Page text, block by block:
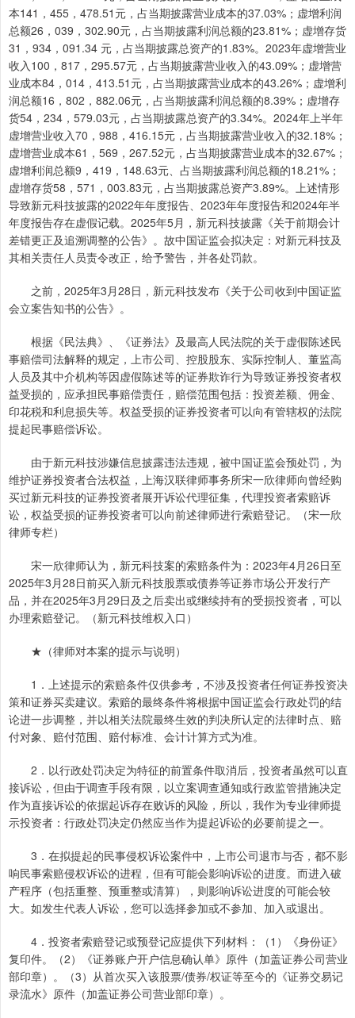
本141，455，478.51元，占当期披露营业成本的37.03%；虚增利润
总额26，039，302.90元，占当期披露利润总额的23.81%；虚增存货
31，934，091.34 元，占当期披露总资产的1.83%。2023年虚增营业
收入100，817，295.57元，占当期披露营业收入的43.09%；虚增营
业成本84，014，413.51元，占当期披露营业成本的43.26%；虚增利
润总额16，802，882.06元，占当期披露利润总额的8.39%；虚增存
货54，234，579.03元，占当期披露总资产的3.34%。2024年上半年
虚增营业收入70，988，416.15元，占当期披露营业收入的32.18%；
虚增营业成本61，569，267.52元，占当期披露营业成本的32.67%；
虚增利润总额9，419，148.63元、占当期披露利润总额的18.21%；
虚增存货58，571，003.83元，占当期披露总资产3.89%。上述情形
导致新元科技披露的2022年年度报告、2023年年度报告和2024年半
年度报告存在虚假记载。2025年5月，新元科技披露《关于前期会计
差错更正及追溯调整的公告》。故中国证监会拟决定：对新元科技及
其相关责任人员责令改正，给予警告，并各处罚款。
之前，2025年3月28日，新元科技发布《关于公司收到中国证监
会立案告知书的公告》。
根据《民法典》、《证券法》及最高人民法院的关于虚假陈述民
事赔偿司法解释的规定，上市公司、控股股东、实际控制人、董监高
人员及其中介机构等因虚假陈述等的证券欺诈行为导致证券投资者权
益受损的，应承担民事赔偿责任，赔偿范围包括：投资差额、佣金、
印花税和利息损失等。权益受损的证券投资者可以向有管辖权的法院
提起民事赔偿诉讼。
由于新元科技涉嫌信息披露违法违规，被中国证监会预处罚，为
维护证券投资者合法权益，上海汉联律师事务所宋一欣律师向曾经购
买过新元科技的证券投资者展开诉讼代理征集，代理投资者索赔诉
讼，权益受损的证券投资者可以向前述律师进行索赔登记。（宋一欣
律师专栏）
宋一欣律师认为，新元科技案的索赔条件为：2023年4月26日至
2025年3月28日前买入新元科技股票或债券等证券市场公开发行产
品，并在2025年3月29日及之后卖出或继续持有的受损投资者，可以
办理索赔登记。（新元科技维权入口）
★（律师对本案的提示与说明）
1．上述提示的索赔条件仅供参考，不涉及投资者任何证券投资决
策和证券买卖建议。索赔的最终条件将根据中国证监会行政处罚的结
论进一步调整，并以相关法院最终生效的判决所认定的法律时点、赔
付对象、赔付范围、赔付标准、会计计算方式为准。
2．以行政处罚决定为特征的前置条件取消后，投资者虽然可以直
接诉讼，但由于调查手段有限，以立案调查通知或行政监管措施决定
作为直接诉讼的依据起诉存在败诉的风险，所以，我作为专业律师提
示投资者：行政处罚决定仍然应当作为提起诉讼的必要前提之一。
3．在拟提起的民事侵权诉讼案件中，上市公司退市与否，都不影
响民事索赔侵权诉讼的进程，但有可能会影响诉讼的进度。而进入破
产程序（包括重整、预重整或清算），则影响诉讼进度的可能会较
大。如发生代表人诉讼，您可以选择参加或不参加、加入或退出。
4．投资者索赔登记或预登记应提供下列材料：（1）《身份证》
复印件。（2）《证券账户开户信息确认单》原件（加盖证券公司营业
部印章）。（3）从首次买入该股票/债券/权证等至今的《证券交易记
录流水》原件（加盖证券公司营业部印章）。